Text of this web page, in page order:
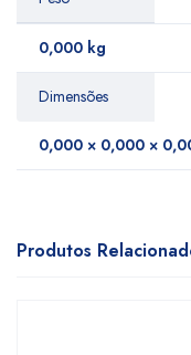
0,000 kg
Dimensões
0,000 × 0,000 ×
Produtos